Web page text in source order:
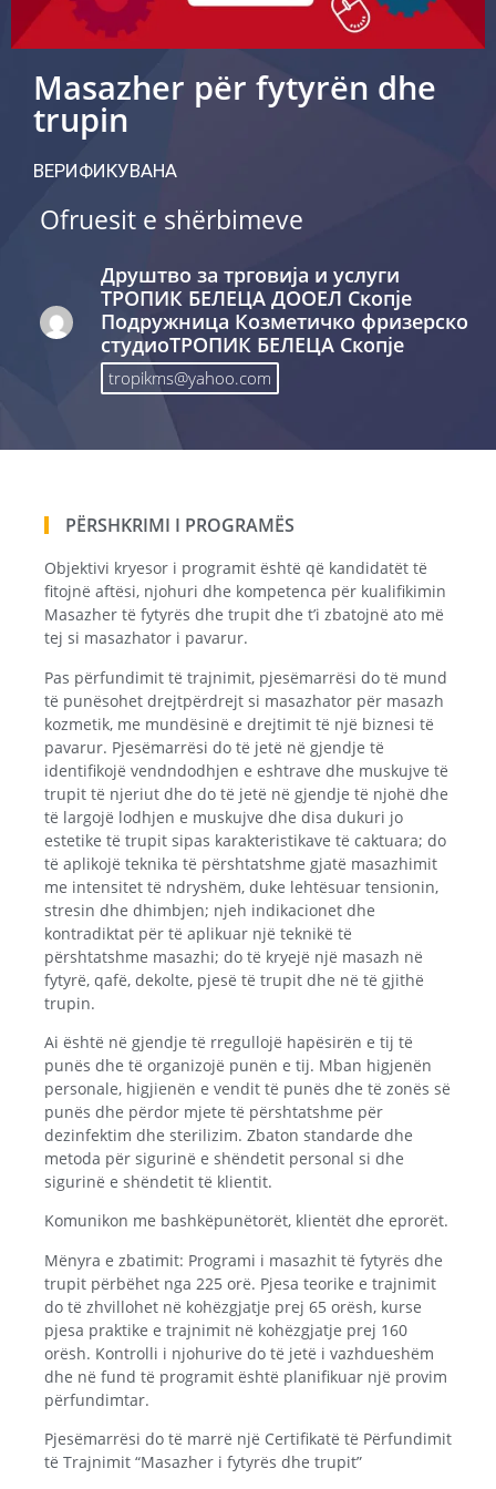
Masazher për fytyrën dhe
trupin
ВЕРИФИКУВАНА
Ofruesit e shërbimeve
Друштво за трговија и услуги
ТРОПИК БЕЛЕЦА ДООЕЛ Скопје
Подружница Козметичко фризерско
студиоТРОПИК БЕЛЕЦА Скопје
tropikms@yahoo.com
PËRSHKRIMI I PROGRAMËS
Objektivi kryesor i programit është që kandidatët të
fitojnë aftësi, njohuri dhe kompetenca për kualifikimin
Masazher të fytyrës dhe trupit dhe t’i zbatojnë ato më
tej si masazhator i pavarur.
Pas përfundimit të trajnimit, pjesëmarrësi do të mund
të punësohet drejtpërdrejt si masazhator për masazh
kozmetik, me mundësinë e drejtimit të një biznesi të
pavarur. Pjesëmarrësi do të jetë në gjendje të
identifikojë vendndodhjen e eshtrave dhe muskujve të
trupit të njeriut dhe do të jetë në gjendje të njohë dhe
të largojë lodhjen e muskujve dhe disa dukuri jo
estetike të trupit sipas karakteristikave të caktuara; do
të aplikojë teknika të përshtatshme gjatë masazhimit
me intensitet të ndryshëm, duke lehtësuar tensionin,
stresin dhe dhimbjen; njeh indikacionet dhe
kontradiktat për të aplikuar një teknikë të
përshtatshme masazhi; do të kryejë një masazh në
fytyrë, qafë, dekolte, pjesë të trupit dhe në të gjithë
trupin.
Ai është në gjendje të rregullojë hapësirën e tij të
punës dhe të organizojë punën e tij. Mban higjenën
personale, higjienën e vendit të punës dhe të zonës së
punës dhe përdor mjete të përshtatshme për
dezinfektim dhe sterilizim. Zbaton standarde dhe
metoda për sigurinë e shëndetit personal si dhe
sigurinë e shëndetit të klientit.
Komunikon me bashkëpunëtorët, klientët dhe eprorët.
Mënyra e zbatimit: Programi i masazhit të fytyrës dhe
trupit përbëhet nga 225 orë. Pjesa teorike e trajnimit
do të zhvillohet në kohëzgjatje prej 65 orësh, kurse
pjesa praktike e trajnimit në kohëzgjatje prej 160
orësh. Kontrolli i njohurive do të jetë i vazhdueshëm
dhe në fund të programit është planifikuar një provim
përfundimtar.
Pjesëmarrësi do të marrë një Certifikatë të Përfundimit
të Trajnimit “Masazher i fytyrës dhe trupit”